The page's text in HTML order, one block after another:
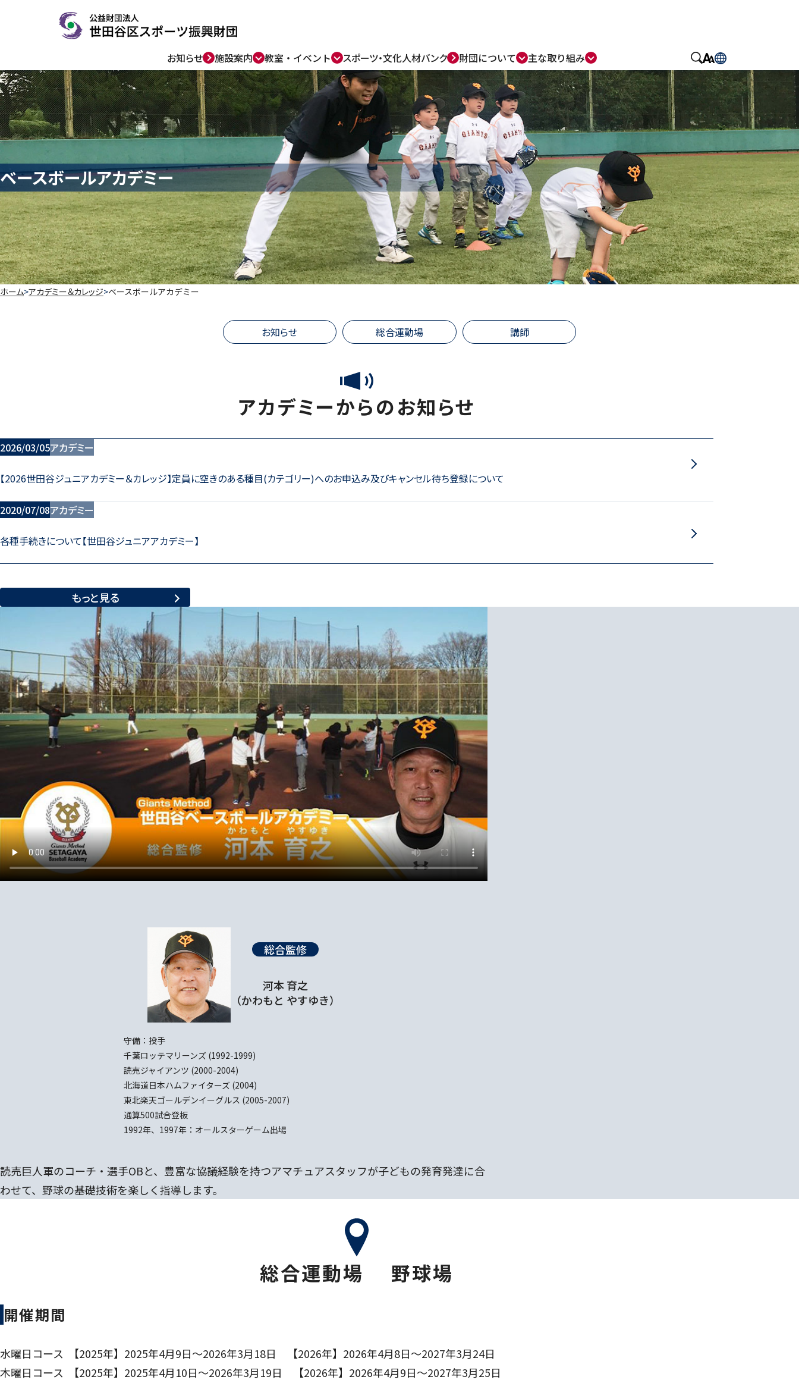
お知らせ 施設案内 教室・ イベント スポーツ・文化人材バンク 財団について 主な取り組み
ベースボールアカデミー
ホーム アカデミー＆カレッジ ベースボールアカデミー
お知らせ 総合運動場 講師
アカデミーからのお知らせ
2026/03/05アカデミー
【2026世田谷ジュニアカデミー＆カレッジ】定員に空きのある種目(カテゴリー)へのお申込み及びキャンセル待ち登録について
2020/07/08アカデミー
各種手続きについて【世田谷ジュニアアカデミー】
もっと見る
総合監修
河本 育之
（かわもと やすゆき）
守備：投手
千葉ロッテマリーンズ (1992-1999)
読売ジャイアンツ (2000-2004)
北海道日本ハムファイターズ (2004)
東北楽天ゴールデンイーグルス (2005-2007)
通算500試合登板
1992年、1997年：オールスターゲーム出場
読売巨人軍のコーチ・選手OBと、豊富な協議経験を持つアマチュアスタッフが子どもの発育発達に合
わせて、野球の基礎技術を楽しく指導します。
総合運動場 野球場
開催期間
水曜日コース 【2025年】2025年4月9日～2026年3月18日 【2026年】2026年4月8日～2027年3月24日
木曜日コース 【2025年】2025年4月10日～2026年3月19日 【2026年】2026年4月9日～2027年3月25日